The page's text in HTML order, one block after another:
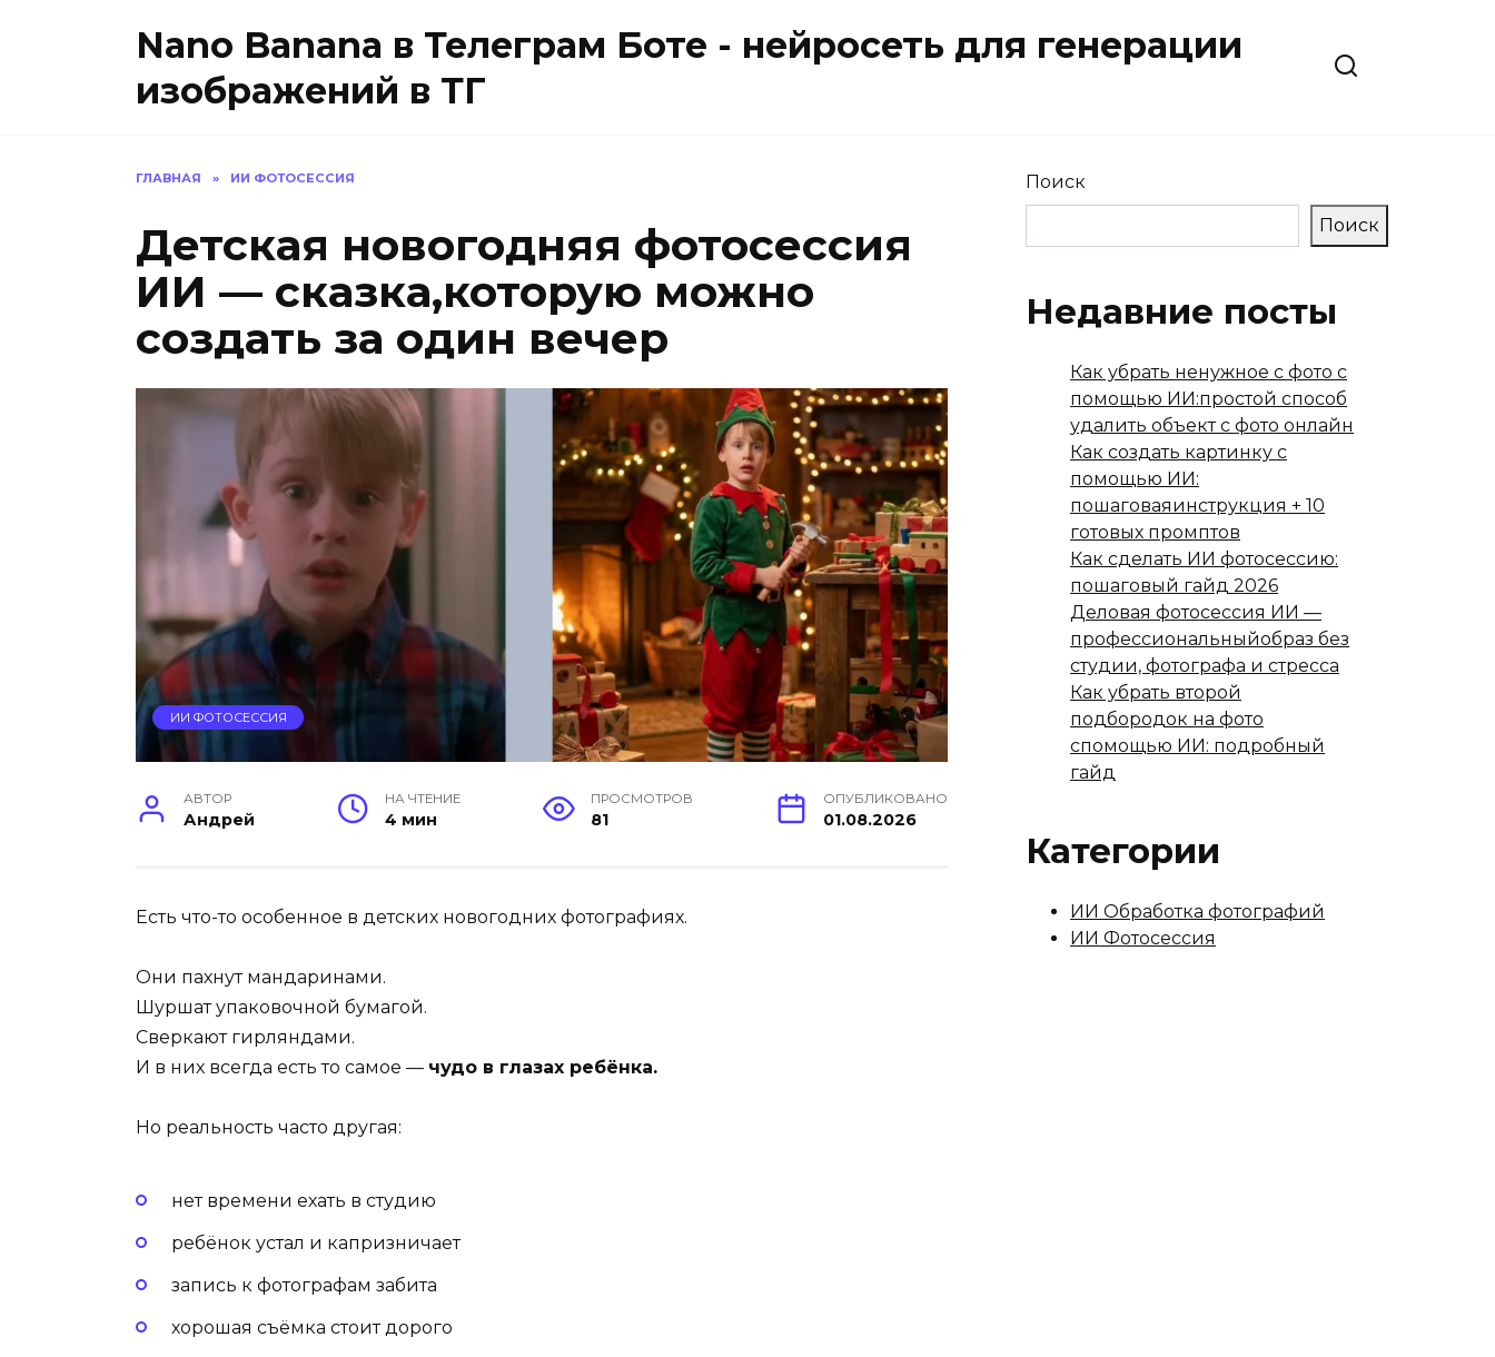
Nano Banana в Телеграм Боте - нейросеть для генерации
изображений в ТГ
ГЛАВНАЯ » ИИ ФОТОСЕССИЯ
Детская новогодняя фотосессия
ИИ — сказка,которую можно
создать за один вечер
ИИ ФОТОСЕССИЯ
АВТОР
Андрей
НА ЧТЕНИЕ
4 мин
ПРОСМОТРОВ
81
ОПУБЛИКОВАНО
01.08.2026
Есть что-то особенное в детских новогодних фотографиях.
Они пахнут мандаринами.
Шуршат упаковочной бумагой.
Сверкают гирляндами.
И в них всегда есть то самое — чудо в глазах ребёнка.
Но реальность часто другая:
нет времени ехать в студию
ребёнок устал и капризничает
запись к фотографам забита
хорошая съёмка стоит дорого
Поиск
Поиск
Недавние посты
Как убрать ненужное с фото с
помощью ИИ:простой способ
удалить объект с фото онлайн
Как создать картинку с
помощью ИИ:
пошаговаяинструкция + 10
готовых промптов
Как сделать ИИ фотосессию:
пошаговый гайд 2026
Деловая фотосессия ИИ —
профессиональныйобраз без
студии, фотографа и стресса
Как убрать второй
подбородок на фото
спомощью ИИ: подробный
гайд
Категории
ИИ Обработка фотографий
ИИ Фотосессия